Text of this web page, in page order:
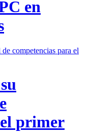
en
primer